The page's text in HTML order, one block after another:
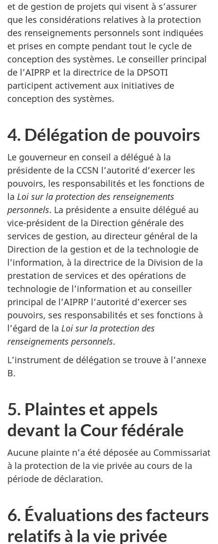
et de gestion de projets qui visent à s’assurer
que les considérations relatives à la protection
des renseignements personnels sont indiquées
et prises en compte pendant tout le cycle de
conception des systèmes. Le conseiller principal
de l’AIPRP et la directrice de la DPSOTI
participent activement aux initiatives de
conception des systèmes.
4. Délégation de pouvoirs
Le gouverneur en conseil a délégué à la
présidente de la CCSN l’autorité d’exercer les
pouvoirs, les responsabilités et les fonctions de
la Loi sur la protection des renseignements
personnels. La présidente a ensuite délégué au
vice-président de la Direction générale des
services de gestion, au directeur général de la
Direction de la gestion et de la technologie de
l’information, à la directrice de la Division de la
prestation de services et des opérations de
technologie de l’information et au conseiller
principal de l’AIPRP l’autorité d’exercer ses
pouvoirs, ses responsabilités et ses fonctions à
l’égard de la Loi sur la protection des
renseignements personnels.
L’instrument de délégation se trouve à l’annexe
B.
5. Plaintes et appels
devant la Cour fédérale
Aucune plainte n’a été déposée au Commissariat
à la protection de la vie privée au cours de la
période de déclaration.
6. Évaluations des facteurs
relatifs à la vie privée